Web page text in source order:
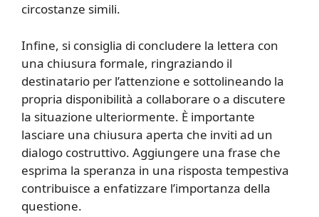
circostanze simili.
Infine, si consiglia di concludere la lettera con
una chiusura formale, ringraziando il
destinatario per l’attenzione e sottolineando la
propria disponibilità a collaborare o a discutere
la situazione ulteriormente. È importante
lasciare una chiusura aperta che inviti ad un
dialogo costruttivo. Aggiungere una frase che
esprima la speranza in una risposta tempestiva
contribuisce a enfatizzare l’importanza della
questione.